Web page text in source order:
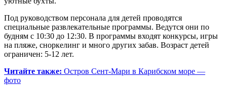
Под руководством персонала для детей проводятся
специальные развлекательные программы. Ведутся они по
будням с 10:30 до 12:30. В программы входят конкурсы, игры
на пляже, сноркелинг и много других забав. Возраст детей
ограничен: 5-12 лет.
Читайте также: Остров Сент-Мари в Карибском море —
фото